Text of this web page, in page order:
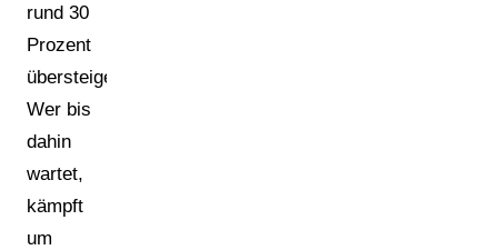
rund 30
Prozent
übersteigen.
Wer bis
dahin
wartet,
kämpft
um